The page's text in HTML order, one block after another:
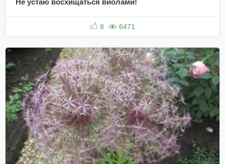
Не устаю восхищаться виолами!
8 6471